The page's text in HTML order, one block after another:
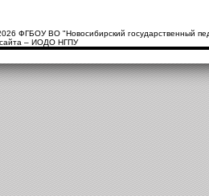
ФГБОУ ВО "Новосибирский государственный
сайта – ИОДО НГПУ